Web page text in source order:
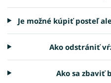
Je možné kúpiť posteľ
Ako odstrániť
Ako sa zbaviť